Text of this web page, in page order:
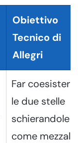
Obiettivo
Tecnico di
Allegri
Far coesistere
le due stelle
schierandole
come mezzali.